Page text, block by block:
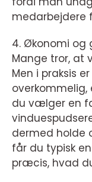
medarbejdere
4. Økonomi og
Mange tror, at
Men i praksis
du vælger en
dermed holde
får du typisk
præcis, hvad